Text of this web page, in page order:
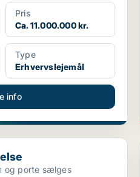
Pris
Ca. 11.000.000 kr.
Type
Erhvervslejemål
info
og porte sælges